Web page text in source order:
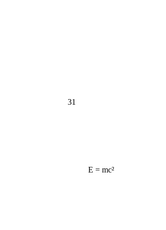
E = mc²
31